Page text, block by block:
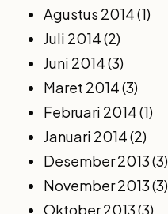
Agustus 2014(1)
Juli 2014(2)
Juni 2014(3)
Maret 2014(3)
Februari 2014(1)
Januari 2014(2)
Desember 2013(3)
November 2013(3)
Oktober 2013(3)